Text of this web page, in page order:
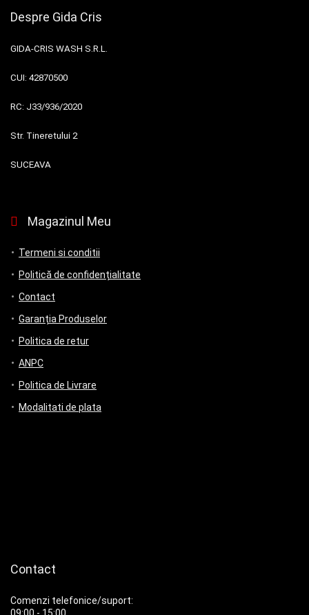
Despre Gida Cris
GIDA-CRIS WASH S.R.L.
CUI: 42870500
RC: J33/936/2020
Str. Tineretului 2
SUCEAVA
Magazinul Meu
Termeni si conditii
Politică de confidențialitate
Contact
Garanția Produselor
Politica de retur
ANPC
Politica de Livrare
Modalitati de plata
Contact
Comenzi telefonice/suport: